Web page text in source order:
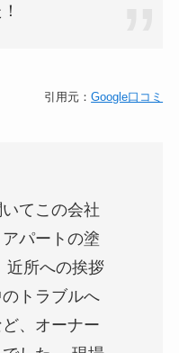
引用元：Google口コミ
てこの会社
パートの塗
近所への挨拶
トラブルへ
、オーナー